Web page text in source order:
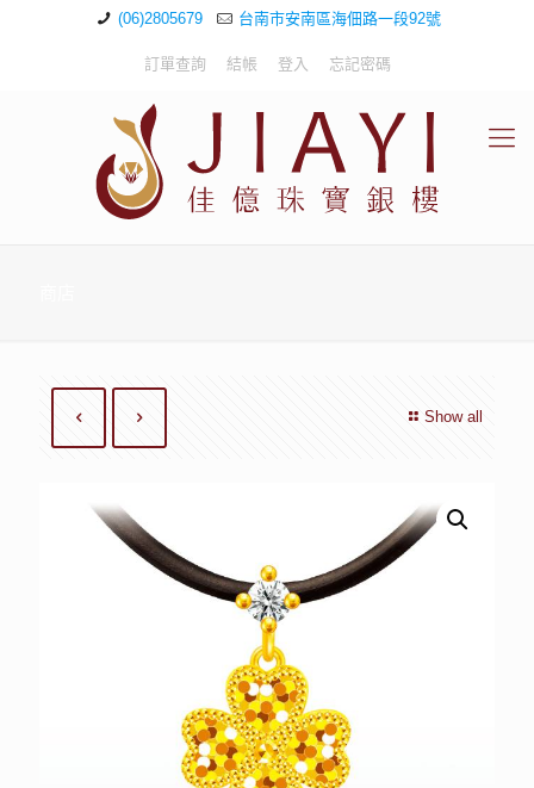
(06)2805679 台南市安南區海佃路一段92號
訂單查詢 結帳 登入 忘記密碼
Show all